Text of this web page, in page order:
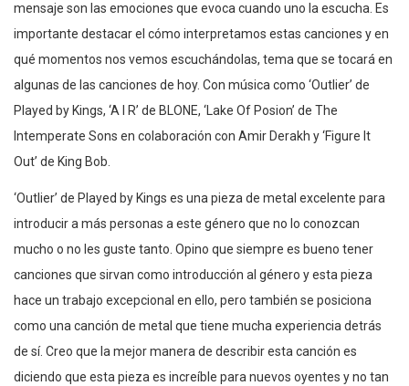
mensaje son las emociones que evoca cuando uno la escucha. Es
importante destacar el cómo interpretamos estas canciones y en
qué momentos nos vemos escuchándolas, tema que se tocará en
algunas de las canciones de hoy. Con música como ‘Outlier’ de
Played by Kings, ‘A I R’ de BLONE, ‘Lake Of Posion’ de The
Intemperate Sons en colaboración con Amir Derakh y ‘Figure It
Out’ de King Bob.
‘Outlier’ de Played by Kings es una pieza de metal excelente para
introducir a más personas a este género que no lo conozcan
mucho o no les guste tanto. Opino que siempre es bueno tener
canciones que sirvan como introducción al género y esta pieza
hace un trabajo excepcional en ello, pero también se posiciona
como una canción de metal que tiene mucha experiencia detrás
de sí. Creo que la mejor manera de describir esta canción es
diciendo que esta pieza es increíble para nuevos oyentes y no tan